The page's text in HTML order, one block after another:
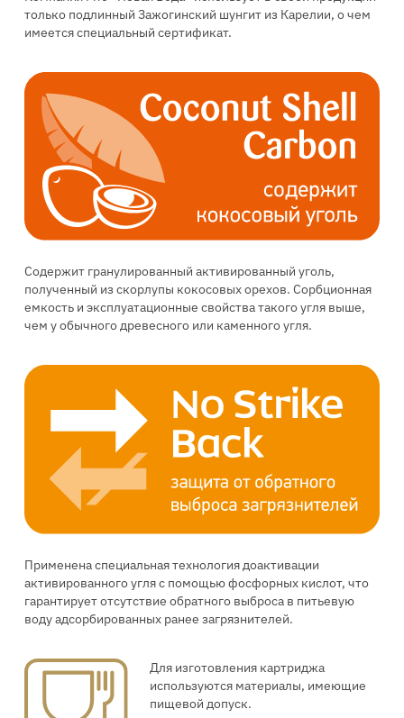
только подлинный Зажогинский шунгит из Карелии, о чем
имеется специальный сертификат.
Содержит гранулированный активированный уголь,
полученный из скорлупы кокосовых орехов. Сорбционная
емкость и эксплуатационные свойства такого угля выше,
чем у обычного древесного или каменного угля.
Применена специальная технология доактивации
активированного угля с помощью фосфорных кислот, что
гарантирует отсутствие обратного выброса в питьевую
воду адсорбированных ранее загрязнителей.
Для изготовления картриджа
используются материалы, имеющие
пищевой допуск.